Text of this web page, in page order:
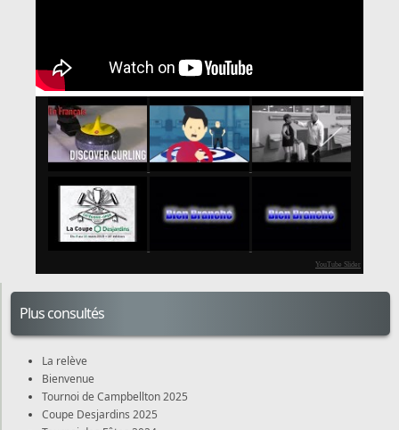
YouTube Slider
Plus consultés
La relève
Bienvenue
Tournoi de Campbellton 2025
Coupe Desjardins 2025